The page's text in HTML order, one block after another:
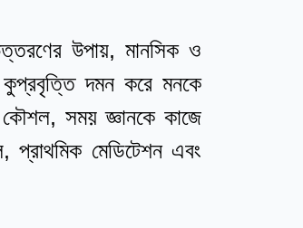
উপায়, মানসিক ও
কুপ্রবৃত্তি দমন করে মনকে
কৌশল, সময় জ্ঞানকে কাজে
প্রাথমিক মেডিটেশন এবং